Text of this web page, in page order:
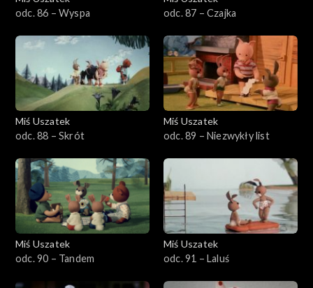
odc. 86 – Wyspa
odc. 87 – Czajka
Miś Uszatek
odc. 88 – Skrót
Miś Uszatek
odc. 89 – Niezwykły list
Miś Uszatek
odc. 90 – Tandem
Miś Uszatek
odc. 91 – Laluś